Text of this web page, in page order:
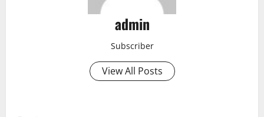
admin
Subscriber
View All Posts